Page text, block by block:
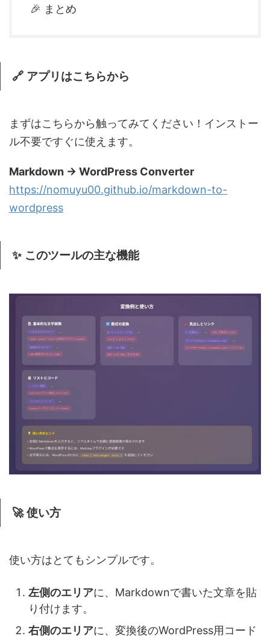
🎉 まとめ
🔗 アプリはこちらから
まずはこちらから触ってみてください！インストー
ル不要ですぐに使えます。
Markdown → WordPress Converter
https://nomuyu00.github.io/markdown-to-
wordpress
✨ このツールの主な機能
🚀 使い方
使い方はとてもシンプルです。
左側のエリアに、Markdownで書いた文章を貼
り付けます。
右側のエリアに、変換後のWordPress用コード